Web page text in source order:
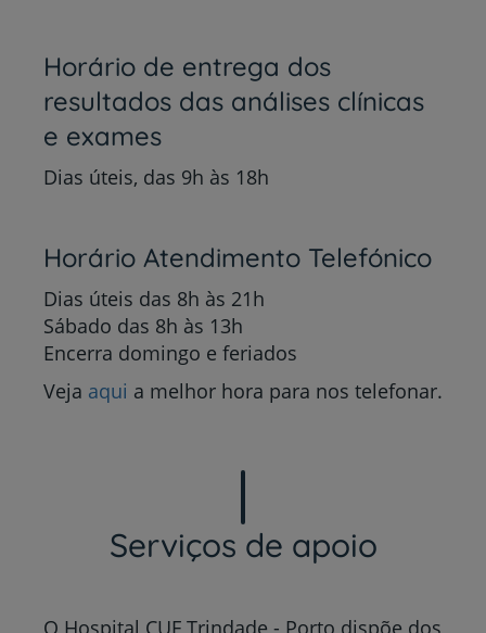
Horário de entrega dos
resultados das análises clínicas
e exames
Dias úteis, das 9h às 18h
Horário Atendimento Telefónico
Dias úteis das 8h às 21h
Sábado das 8h às 13h
Encerra domingo e feriados
Veja aqui a melhor hora para nos telefonar.
Serviços de apoio
O Hospital CUF Trindade - Porto dispõe dos